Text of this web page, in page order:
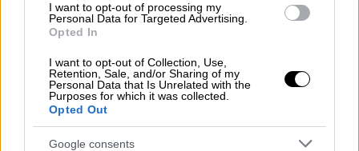
I want to opt-out of processing my
Personal Data for Targeted Advertising.
Opted In
I want to opt-out of Collection, Use,
Retention, Sale, and/or Sharing of my
Personal Data that Is Unrelated with the
Purposes for which it was collected.
Opted Out
Google consents
ανθρώπους από τα στρατόπεδα
συγκέντρωσης. Έστελνε φορτηγά στα
στρατόπεδα συγκέντρωσης και ζητούσε
εργάτες, ισχυριζόμενος ότι η Skoda Works
είχε απελπιστική ανάγκη από ανθρώπινο
δυναμικό. Ωστόσο, όταν τα φορτηγά
κατέφθαναν γεμάτα εξαθλιωμένους